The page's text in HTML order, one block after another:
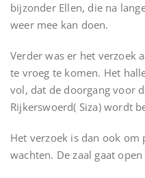
bijzonder Ellen, die na
weer mee kan doen.
Verder was er het verzoek
te vroeg te komen. Het
vol, dat de doorgang voor
Rijkerswoerd( Siza) wordt
Het verzoek is dan ook
wachten. De zaal gaat